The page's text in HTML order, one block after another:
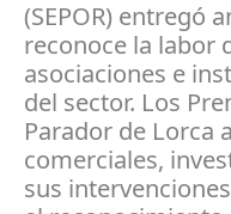
(SEPOR) entregó
reconoce la labor
asociaciones e
del sector. Los
Parador de Lorca
comerciales,
sus